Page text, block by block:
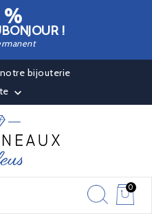
%
!
bijouterie

0